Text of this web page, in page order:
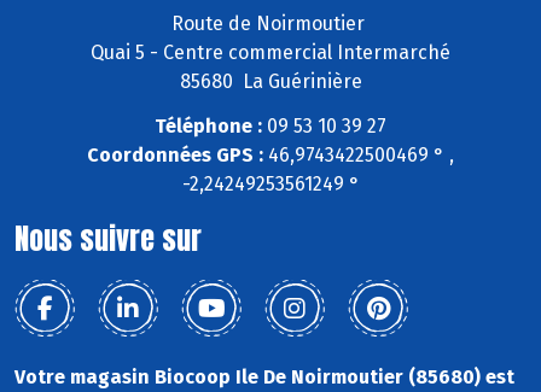
Route de Noirmoutier
Quai 5 - Centre commercial Intermarché
85680 La Guérinière
Téléphone : 09 53 10 39 27
Coordonnées GPS : 46,9743422500469 ° ,
-2,24249253561249 °
Nous suivre sur
Votre magasin Biocoop Ile De Noirmoutier (85680) est